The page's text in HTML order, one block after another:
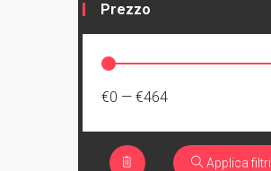
Prezzo
€0 — €464
Applica filtri